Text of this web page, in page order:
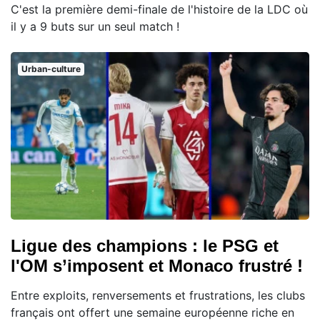
C'est la première demi-finale de l'histoire de la LDC où
il y a 9 buts sur un seul match !
Urban-culture
Ligue des champions : le PSG et
l'OM s’imposent et Monaco frustré !
Entre exploits, renversements et frustrations, les clubs
français ont offert une semaine européenne riche en